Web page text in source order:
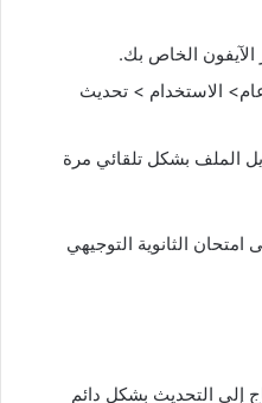
الاستخدام > تحديث
الملف بشكل تلقائي مرة
الثانوية التوجيهي
إلى التحديث بشكل دائم